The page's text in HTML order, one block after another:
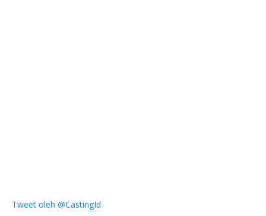
Tweet oleh @CastingId